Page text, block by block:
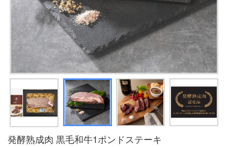
発酵熟成肉 黒毛和牛1ポンドステーキ